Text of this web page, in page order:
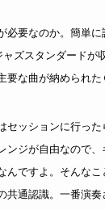
必要なのか。簡単に
ズスタンダードが
要な曲が納められ
セッションに行っ
ンジが自由なので
んですよ。そんな
共通認識。一番演